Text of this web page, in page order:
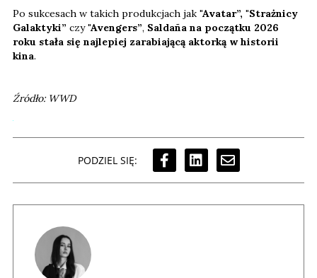
Po sukcesach w takich produkcjach jak "Avatar”, "Strażnicy
Galaktyki” czy"Avengers”, Saldaña na początku 2026
roku stała się najlepiej zarabiającą aktorką w historii
kina.
Źródło: WWD
PODZIEL SIĘ: